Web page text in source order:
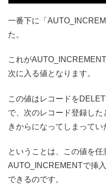
一番下に「
た。
これが
次に入る値となります。
この値はレコードを
で、次のレコード登録し
きからになってしまってい
ということは、この値を任
AUTO_INCREMENTで挿
できるのです。